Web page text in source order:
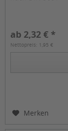
ab 2,32 € *
Nettopreis: 1,95 €
Merken